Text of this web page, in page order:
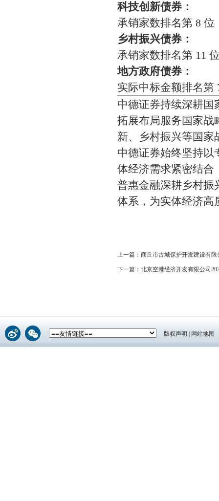
科技创新债券：
承销家数排名第 8 位
乡村振兴债券：
承销家数排名第 11
地方政府债券：
实际中标金额排名第
中德证券持续深耕国
拓展布局服务国家战
新、乡村振兴等国家
中德证券始终坚持以
体经济需求紧密结合
普惠金融深耕乡村振
体系，为实体经济高
上一篇： 商丘市古城保护开发建设有
下一篇： 北京空港经济开发有限公司
版权声明 网站地图